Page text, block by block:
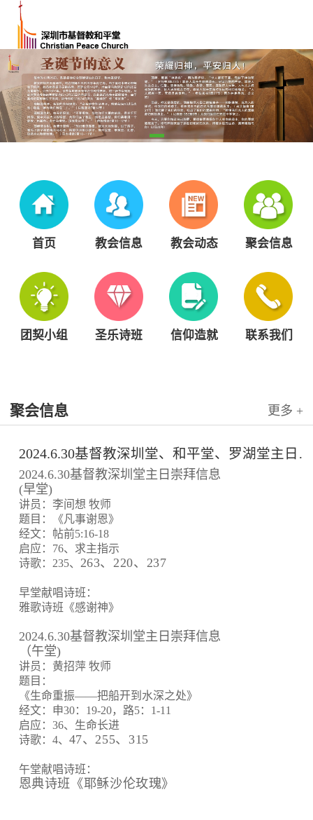
首页 教会信息 教会动态 聚会信息
团契小组 圣乐诗班 信仰造就 联系我们
聚会信息 更多 +
2024.6.30基督教深圳堂、和平堂、罗湖堂主日崇拜信息
2024.6.30基督教深圳堂主日崇拜信息
(早堂)
讲员：李间想 牧师
题目：《凡事谢恩》
经文：帖前5:16-18
启应：76、求主指示
诗歌：235、 263、220、237
早堂献唱诗班：
雅歌诗班《感谢神》
2024.6.30基督教深圳堂主日崇拜信息
（午堂)
讲员：黄招萍 牧师
题目：
《生命重振——把船开到水深之处》
经文：申30：19-20，路5：1-11
启应：36、生命长进
诗歌：4、 47、255、315
午堂献唱诗班：
恩典诗班《耶稣沙伦玫瑰》